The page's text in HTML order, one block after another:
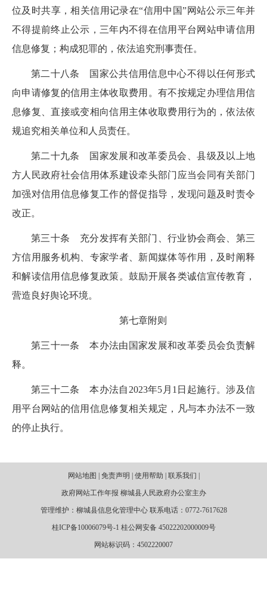
位及时共享，相关信用记录在“信用中国”网站公示三年并
不得提前终止公示， 三年内不得在信用平台网站申请信用
信息修复；构成犯罪的，依法追究刑事责任。
第二十八条 国家公共信用信息中心不得以任何形式
向申请修复的信用主体收取费用。有不按规定办理信用信
息修复、直接或变相向信用主体收取费用行为的，依法依
规追究相关单位和人员责任。
第二十九条
国家发展和改革委员会、县级及以上地
方人民政府社会信用体系建设牵头部门应当会同有关部门
加强对信用信息修复工作的督促指导，发现问题及时责令
改正。
第三十条 充分发挥有关部门、行业协会商会、第三
方信用服务机构、专家学者、新闻媒体等作用，及时阐释
和解读信用信息修复政策。鼓励开展各类诚信宣传教育，
营造良好舆论环境。
第七章附则
第三十一条本办法由国家发展和改革委员会负责解
释。
第三十二条本办法自 2023年5 月 1 日起施行。涉及信
用平台网站的信用信息修复相关规定，凡与本办法不一致
的停止执行。
网站地图 | 免责声明 | 使用帮助 | 联系我们 |
政府网站工作年报 柳城县人民政府办公室主办
管理维护：柳城县信息化管理中心 联系电话：0772-7617628
桂ICP备10006079号-1 桂公网安备 45022202000009号
网站标识码：4502220007